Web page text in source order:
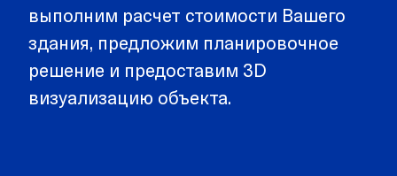
выполним расчет стоимости Вашего
здания, предложим планировочное
решение и предоставим 3D
визуализацию объекта.